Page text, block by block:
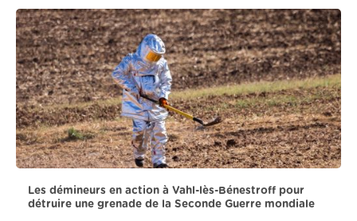
Les démineurs en action à Vahl-lès-Bénestroff pour
détruire une grenade de la Seconde Guerre mondiale